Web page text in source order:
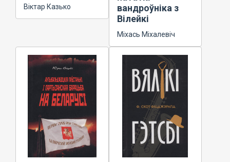
Віктар Казько
вандроўніка з
Вілейкі
Міхась Міхалевіч